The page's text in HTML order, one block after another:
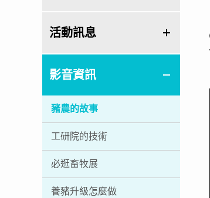
活動訊息
影音資訊
豬農的故事
工研院的技術
必逛畜牧展
養豬升級怎麼做